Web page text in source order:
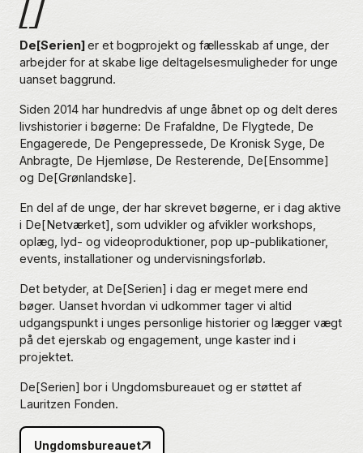
[]
De[Serien]er et bogprojekt og fællesskab af unge, der
arbejder for at skabe lige deltagelsesmuligheder for unge
uanset baggrund.
Siden 2014 har hundredvis af unge åbnet op og delt deres
livshistorier i bøgerne: De Frafaldne, De Flygtede, De
Engagerede, De Pengepressede, De Kronisk Syge, De
Anbragte, De Hjemløse, De Resterende, De[Ensomme]
og De[Grønlandske].
En del af de unge, der har skrevet bøgerne, er i dag aktive
i De[Netværket], som udvikler og afvikler workshops,
oplæg, lyd- og videoproduktioner, pop up-publikationer,
events, installationer og undervisningsforløb.
Det betyder, at De[Serien] i dag er meget mere end
bøger. Uanset hvordan vi udkommer tager vi altid
udgangspunkt i unges personlige historier og lægger vægt
på det ejerskab og engagement, unge kaster ind i
projektet.
De[Serien] bor i Ungdomsbureauet og er støttet af
Lauritzen Fonden.
Ungdomsbureauet